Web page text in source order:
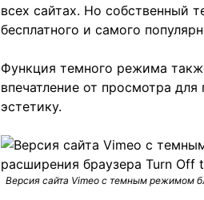
всех сайтах. Но
бесплатного и самого
Функция темного режима
впечатление от просмотра
эстетику.
Версия сайта Vimeo с темным режимом